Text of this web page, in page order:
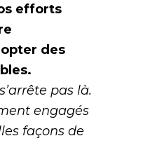
efforts
des
pas là.
engagés
façons de